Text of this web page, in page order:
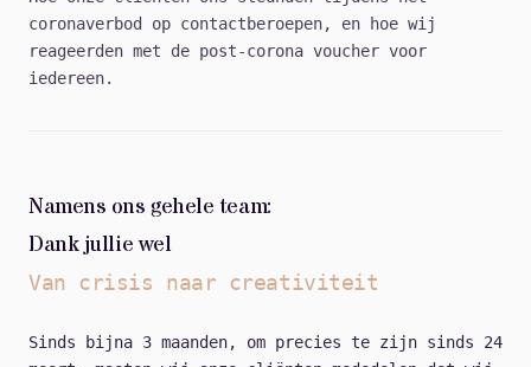
coronaverbod op contactberoepen, en hoe wij
reageerden met de post-corona voucher voor
iedereen.
Namens ons gehele team:
Dank jullie wel
Van crisis naar creativiteit
Sinds bijna 3 maanden, om precies te zijn sinds 24